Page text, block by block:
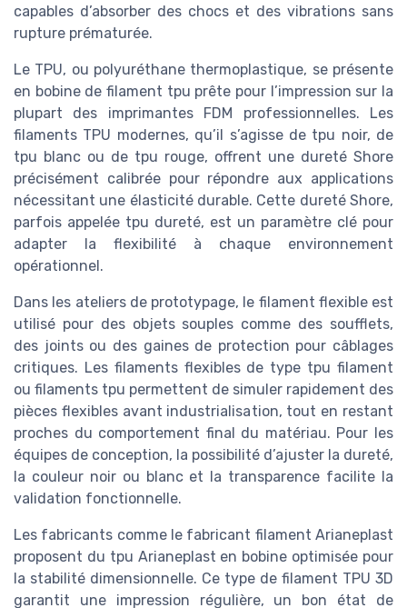
capables d’absorber des chocs et des vibrations sans
rupture prématurée.
Le TPU, ou polyuréthane thermoplastique, se présente
en bobine de filament tpu prête pour l’impression sur la
plupart des imprimantes FDM professionnelles. Les
filaments TPU modernes, qu’il s’agisse de tpu noir, de
tpu blanc ou de tpu rouge, offrent une dureté Shore
précisément calibrée pour répondre aux applications
nécessitant une élasticité durable. Cette dureté Shore,
parfois appelée tpu dureté, est un paramètre clé pour
adapter la flexibilité à chaque environnement
opérationnel.
Dans les ateliers de prototypage, le filament flexible est
utilisé pour des objets souples comme des soufflets,
des joints ou des gaines de protection pour câblages
critiques. Les filaments flexibles de type tpu filament
ou filaments tpu permettent de simuler rapidement des
pièces flexibles avant industrialisation, tout en restant
proches du comportement final du matériau. Pour les
équipes de conception, la possibilité d’ajuster la dureté,
la couleur noir ou blanc et la transparence facilite la
validation fonctionnelle.
Les fabricants comme le fabricant filament Arianeplast
proposent du tpu Arianeplast en bobine optimisée pour
la stabilité dimensionnelle. Ce type de filament TPU 3D
garantit une impression régulière, un bon état de